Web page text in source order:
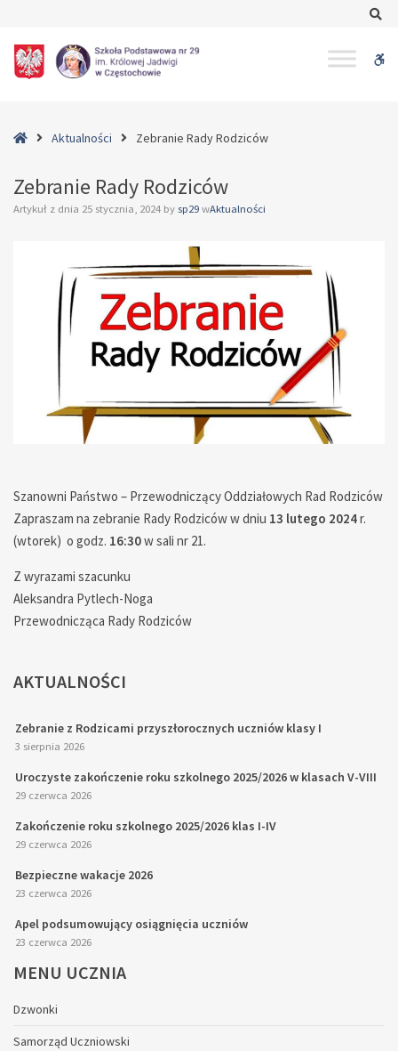
Rady
Rodziców
HomeAktualności Zebranie Rady Rodziców
Zebranie Rady Rodziców
Artykuł z dnia 25 stycznia, 2024 by sp29 wAktualności
Szanowni Państwo – Przewodniczący Oddziałowych Rad Rodziców
Zapraszam na zebranie Rady Rodziców w dniu 13 lutego 2024r.
(wtorek) o godz. 16:30w sali nr 21.
Z wyrazami szacunku
Aleksandra Pytlech-Noga
Przewodnicząca Rady Rodziców
AKTUALNOŚCI
Zebranie z Rodzicami przyszłorocznych uczniów klasy I
3 sierpnia 2026
Uroczyste zakończenie roku szkolnego 2025/2026 w klasach V-VIII
29 czerwca 2026
Zakończenie roku szkolnego 2025/2026 klas I-IV
29 czerwca 2026
Bezpieczne wakacje 2026
23 czerwca 2026
Apel podsumowujący osiągnięcia uczniów
23 czerwca 2026
MENU UCZNIA
Dzwonki
Samorząd Uczniowski